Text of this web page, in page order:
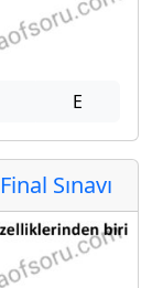
E
Sınavı